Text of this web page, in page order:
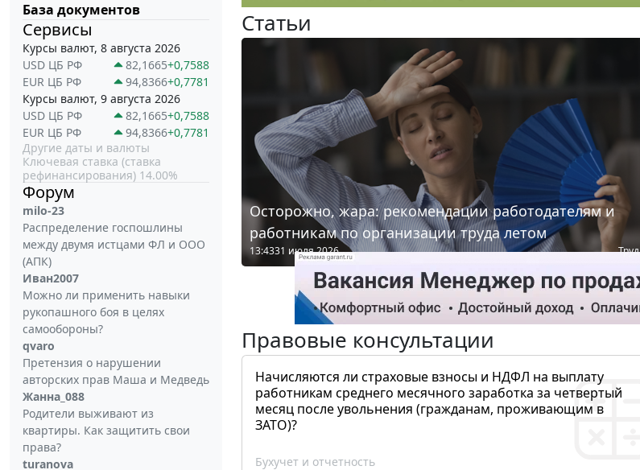
База документов
Сервисы
Курсы валют, 8 августа 2026
USD ЦБ РФ
82,1665+0,7588
EUR ЦБ РФ
94,8366+0,7781
Курсы валют, 9 августа 2026
USD ЦБ РФ
82,1665+0,7588
EUR ЦБ РФ
94,8366+0,7781
Другие даты и валюты
Ключевая ставка (ставка
рефинансирования) 14.00%
Форум
milo-23
Распределение госпошлины
между двумя истцами ФЛ и ООО
(АПК)
Иван2007
Можно ли применить навыки
рукопашного боя в целях
самообороны?
qvaro
Претензия о нарушении
авторских прав Маша и Медведь
Жанна_088
Родители выживают из
квартиры. Как защитить свои
права?
turanova
Статьи
Осторожно, жара: рекомендации работодателям и
работникам по организации труда летом
13:4331 июля 2026 Труд
Правовые консультации
Начисляются ли страховые взносы и НДФЛ на выплату
работникам среднего месячного заработка за четвертый
месяц после увольнения (гражданам, проживающим в
ЗАТО)?
Бухучет и отчетность